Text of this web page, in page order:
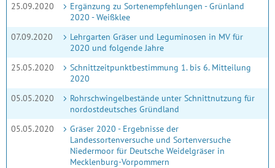
25.09.2020
Ergänzung zu Sortenempfehlungen - Grünland
2020 - Weißklee
07.09.2020
Lehrgarten Gräser und Leguminosen in MV für
2020 und folgende Jahre
25.05.2020
Schnittzeitpunktbestimmung 1. bis 6. Mitteilung
2020
05.05.2020
Rohrschwingelbestände unter Schnittnutzung für
nordostdeutsches Gründland
05.05.2020
Gräser 2020 - Ergebnisse der
Landessortenversuche und Sortenversuche
Niedermoor für Deutsche Weidelgräser in
Mecklenburg-Vorpommern